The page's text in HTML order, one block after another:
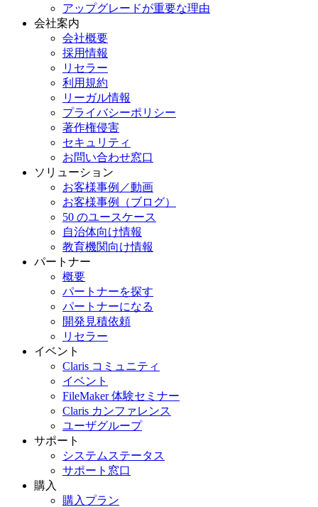
アップグレードが重要な理由
会社案内
会社概要
採用情報
リセラー
利用規約
リーガル情報
プライバシーポリシー
著作権侵害
セキュリティ
お問い合わせ窓口
ソリューション
お客様事例／動画
お客様事例（ブログ）
50 のユースケース
自治体向け情報
教育機関向け情報
パートナー
概要
パートナーを探す
パートナーになる
開発見積依頼
リセラー
イベント
Claris コミュニティ
イベント
FileMaker 体験セミナー
Claris カンファレンス
ユーザグループ
サポート
システムステータス
サポート窓口
購入
購入プラン